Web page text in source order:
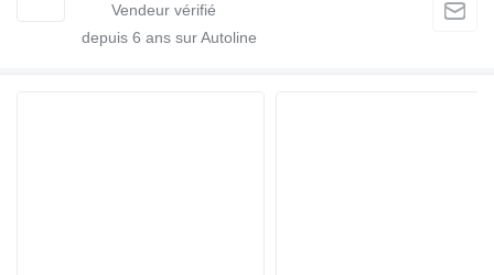
depuis 6 ans sur Autoline